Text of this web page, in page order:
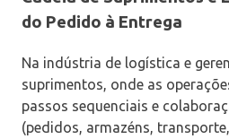
do Pedido à Entrega
Na indústria de logística e
suprimentos, onde as
passos sequenciais e
(pedidos, armazéns,